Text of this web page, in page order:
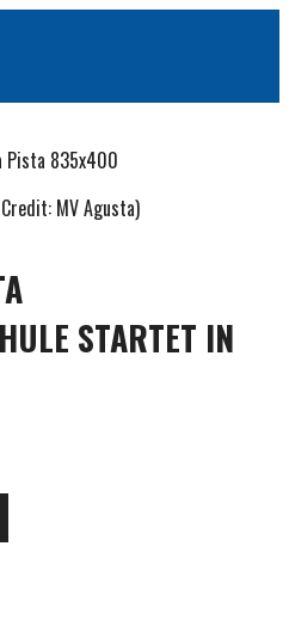
STARTET IN
MV Agusta)